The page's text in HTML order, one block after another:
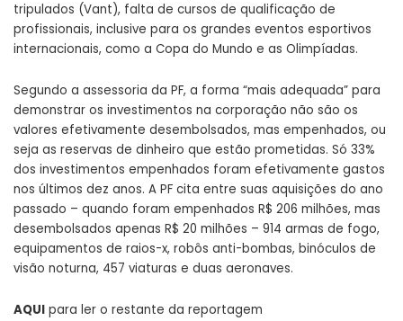
tripulados (Vant), falta de cursos de qualificação de
profissionais, inclusive para os grandes eventos esportivos
internacionais, como a Copa do Mundo e as Olimpíadas.
Segundo a assessoria da PF, a forma “mais adequada” para
demonstrar os investimentos na corporação não são os
valores efetivamente desembolsados, mas empenhados, ou
seja as reservas de dinheiro que estão prometidas. Só 33%
dos investimentos empenhados foram efetivamente gastos
nos últimos dez anos. A PF cita entre suas aquisições do ano
passado – quando foram empenhados R$ 206 milhões, mas
desembolsados apenas R$ 20 milhões – 914 armas de fogo,
equipamentos de raios-x, robôs anti-bombas, binóculos de
visão noturna, 457 viaturas e duas aeronaves.
AQUI para ler o restante da reportagem